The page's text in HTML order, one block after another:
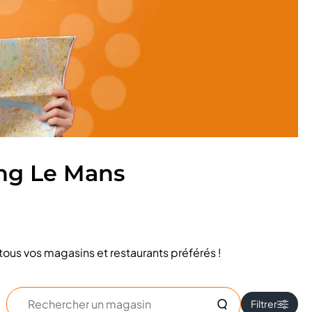
Le Mans
vos magasins et restaurants préférés !
Rechercher
Filtrer